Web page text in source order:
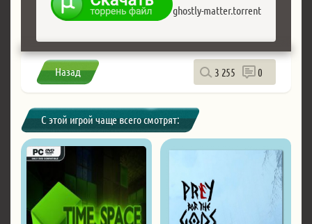
ghostly-matter.torrent
Назад 3 255 0
С этой игрой чаще всего смотрят: